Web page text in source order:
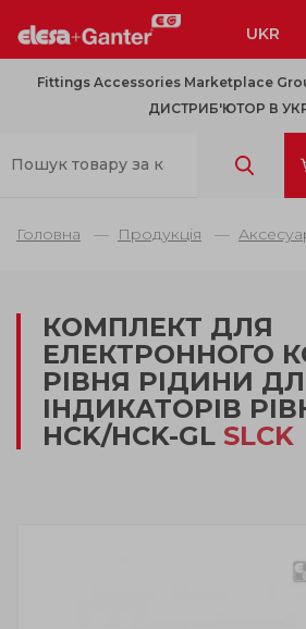
UKR
Fittings Accessories Marketplace
ДИСТРИБ'ЮТОР В
Головна Продукція
КОМПЛЕКТ ДЛЯ
ЕЛЕКТРОННОГО
РІВНЯ РІДИНИ
ІНДИКАТОРІВ
HCK/HCK-GL SLCK